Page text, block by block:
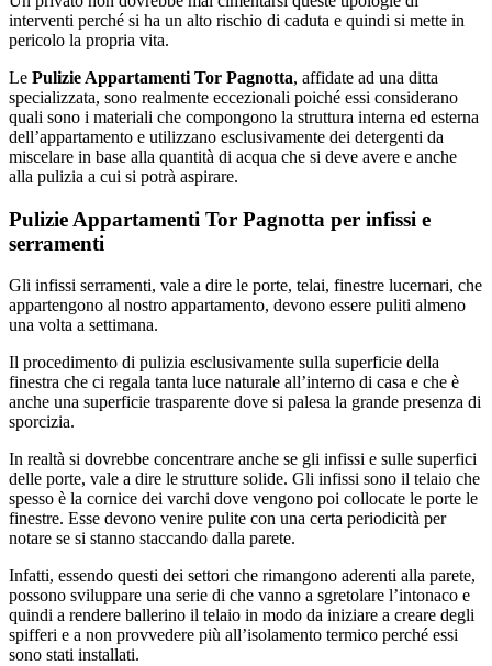
interventi perché si ha un alto rischio di caduta e quindi si mette in
pericolo la propria vita.
Le Pulizie Appartamenti Tor Pagnotta, affidate ad una ditta
specializzata, sono realmente eccezionali poiché essi considerano
quali sono i materiali che compongono la struttura interna ed esterna
dell’appartamento e utilizzano esclusivamente dei detergenti da
miscelare in base alla quantità di acqua che si deve avere e anche
alla pulizia a cui si potrà aspirare.
Pulizie Appartamenti Tor Pagnotta per infissi e
serramenti
Gli infissi serramenti, vale a dire le porte, telai, finestre lucernari, che
appartengono al nostro appartamento, devono essere puliti almeno
una volta a settimana.
Il procedimento di pulizia esclusivamente sulla superficie della
finestra che ci regala tanta luce naturale all’interno di casa e che è
anche una superficie trasparente dove si palesa la grande presenza di
sporcizia.
In realtà si dovrebbe concentrare anche se gli infissi e sulle superfici
delle porte, vale a dire le strutture solide. Gli infissi sono il telaio che
spesso è la cornice dei varchi dove vengono poi collocate le porte le
finestre. Esse devono venire pulite con una certa periodicità per
notare se si stanno staccando dalla parete.
Infatti, essendo questi dei settori che rimangono aderenti alla parete,
possono sviluppare una serie di che vanno a sgretolare l’intonaco e
quindi a rendere ballerino il telaio in modo da iniziare a creare degli
spifferi e a non provvedere più all’isolamento termico perché essi
sono stati installati.